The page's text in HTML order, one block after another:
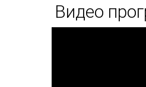
Видео